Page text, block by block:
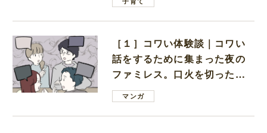
［１］コワい体験談｜コワい
話をするために集まった夜の
ファミレス。口火を切ったの
は電車好きの男の子ママ
マンガ